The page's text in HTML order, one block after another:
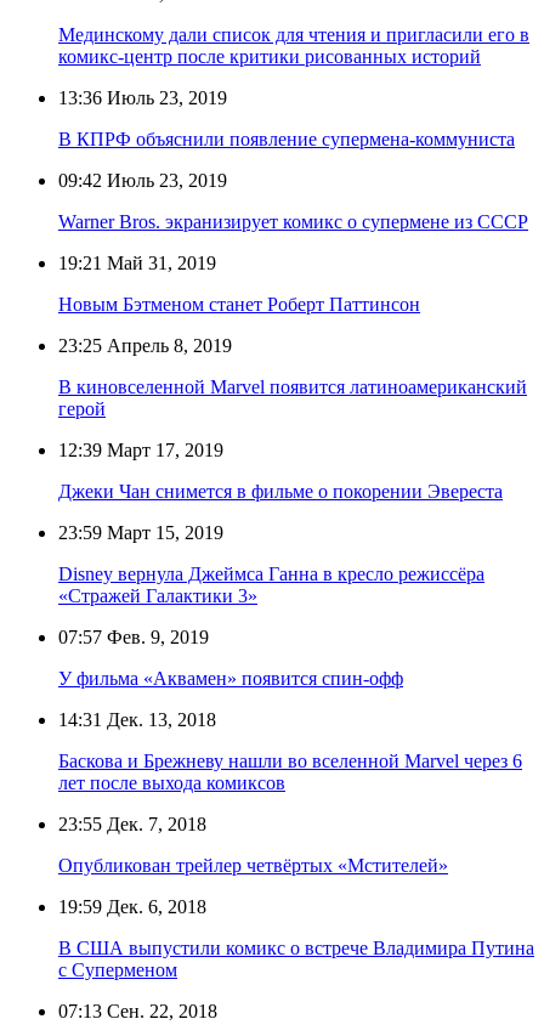
Мединскому дали список для чтения и пригласили его в
комикс-центр после критики рисованных историй
13:36 Июль 23, 2019
В КПРФ объяснили появление супермена-коммуниста
09:42 Июль 23, 2019
Warner Bros. экранизирует комикс о супермене из СССР
19:21 Май 31, 2019
Новым Бэтменом станет Роберт Паттинсон
23:25 Апрель 8, 2019
В киновселенной Marvel появится латиноамериканский
герой
12:39 Март 17, 2019
Джеки Чан снимется в фильме о покорении Эвереста
23:59 Март 15, 2019
Disney вернула Джеймса Ганна в кресло режиссёра
«Стражей Галактики 3»
07:57 Фев. 9, 2019
У фильма «Аквамен» появится спин-офф
14:31 Дек. 13, 2018
Баскова и Брежневу нашли во вселенной Marvel через 6
лет после выхода комиксов
23:55 Дек. 7, 2018
Опубликован трейлер четвёртых «Мстителей»
19:59 Дек. 6, 2018
В США выпустили комикс о встрече Владимира Путина
с Суперменом
07:13 Сен. 22, 2018